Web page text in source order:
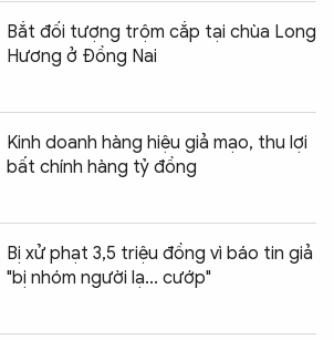
Bắt đối tượng trộm cắp tại chùa Long
Hương ở Đồng Nai
Kinh doanh hàng hiệu giả mạo, thu lợi
bất chính hàng tỷ đồng
Bị xử phạt 3,5 triệu đồng vì báo tin giả
"bị nhóm người lạ... cướp"